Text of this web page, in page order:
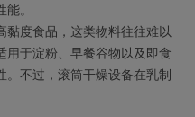
。
黏度食品，这类物料往往难以
用于淀粉、早餐谷物以及即食
。不过，滚筒干燥设备在乳制